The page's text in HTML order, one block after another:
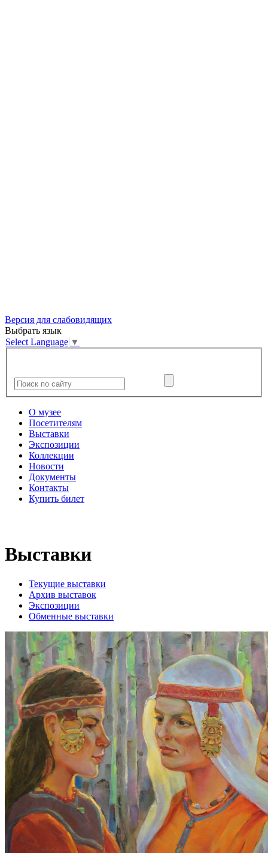
Версия для слабовидящих
Выбрать язык
Select Language ▼
О музее
Посетителям
Выставки
Экспозиции
Коллекции
Новости
Документы
Контакты
Купить билет
Выставки
Текущие выставки
Архив выставок
Экспозиции
Обменные выставки